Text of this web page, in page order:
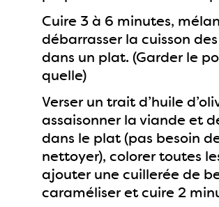
Cuire 3 à 6 minutes,
débarrasser la cuisson
dans un plat. (Garder le
quelle)
Verser un trait d’huile
assaisonner la viande et
dans le plat (pas besoin
nettoyer), colorer toutes
ajouter une cuillerée de
caraméliser et cuire 2